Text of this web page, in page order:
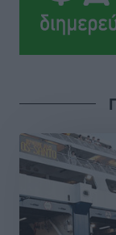
Ροδήλιος: Ο
Πρωτάθλημα
Αθλητικά• πριν
Γ.Σ.
Ρίζου στις
Αθλητικά πριν